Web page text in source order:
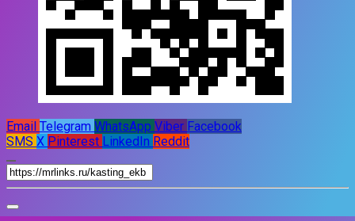
Email Telegram WhatsApp Viber Facebook
SMS X Pinterest LinkedIn Reddit